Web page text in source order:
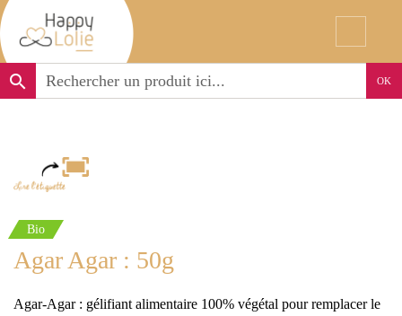
search OK
Bio
Agar Agar : 50g
Agar-Agar : gélifiant alimentaire 100% végétal pour remplacer le